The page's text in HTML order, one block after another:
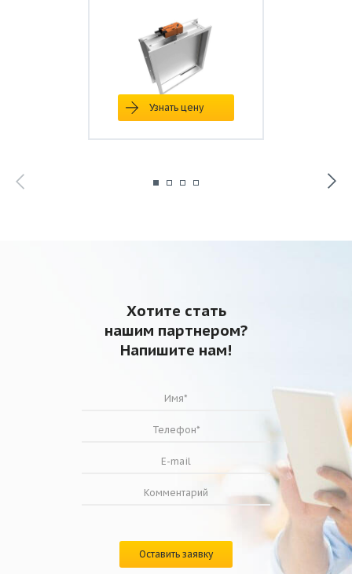
Узнать цену
Хотите стать
нашим партнером?
Напишите нам!
Оставить заявку